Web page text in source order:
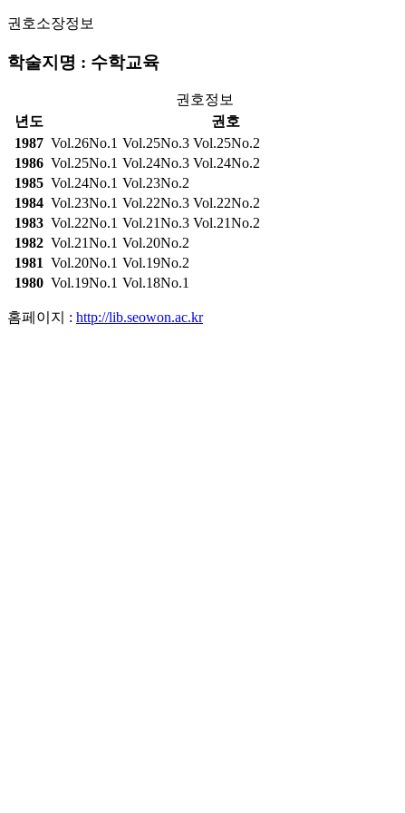
권호소장정보
학술지명 : 수학교육
권호정보
년도
권호
1987 Vol.26No.1 Vol.25No.3 Vol.25No.2
1986 Vol.25No.1 Vol.24No.3 Vol.24No.2
1985 Vol.24No.1 Vol.23No.2
1984 Vol.23No.1 Vol.22No.3 Vol.22No.2
1983 Vol.22No.1 Vol.21No.3 Vol.21No.2
1982 Vol.21No.1 Vol.20No.2
1981 Vol.20No.1 Vol.19No.2
1980 Vol.19No.1 Vol.18No.1
홈페이지 : http://lib.seowon.ac.kr